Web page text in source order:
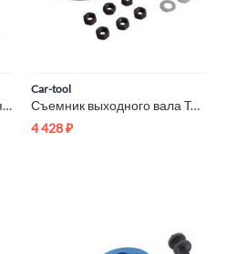
Комплект инструментов для проверки и установки ГРМ для Ford /...
Car-tool
Съемник выходного вала TOYOTA HIACE Car-Tool CT-A1503
4 428₽